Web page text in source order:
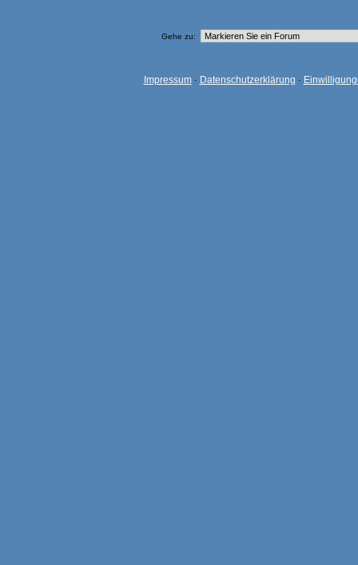
Gehe zu:
Impressum· Datenschutzerklärung ·